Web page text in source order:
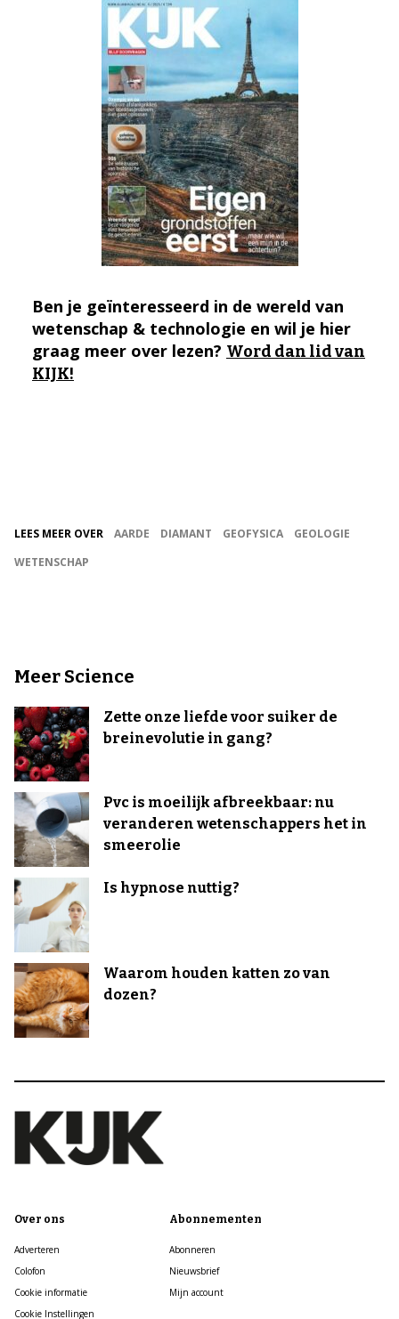
Ben je geïnteresseerd in de wereld van
wetenschap & technologie en wil je hier
graag meer over lezen? Word dan lid van
KIJK!
LEES MEER OVER AARDE DIAMANT GEOFYSICA
GEOLOGIE
WETENSCHAP
Meer Science
Zette onze liefde voor suiker de
breinevolutie in gang?
Pvc is moeilijk afbreekbaar: nu
veranderen wetenschappers het in
smeerolie
Is hypnose nuttig?
Waarom houden katten zo van
dozen?
Over ons
Adverteren
Colofon
Cookie informatie
Cookie Instellingen
Abonnementen
Abonneren
Nieuwsbrief
Mijn account